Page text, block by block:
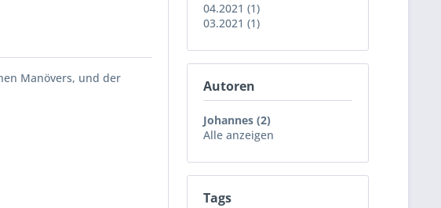
04.2021 (1)
03.2021 (1)
Autoren
Johannes (2)
Alle anzeigen
Tags
Manövers, und der